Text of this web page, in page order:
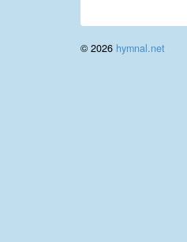
© 2026 hymnal.net